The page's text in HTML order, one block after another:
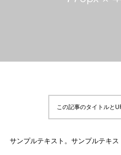
この記事のタイトルと
サンプルテキスト。サンプルテキス